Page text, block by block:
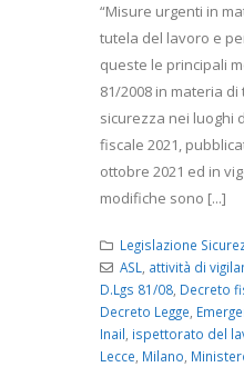
“Misure urgenti in
tutela del lavoro e
queste le principali
81/2008 in materia
sicurezza nei luoghi
fiscale 2021,
ottobre 2021 ed in
modifiche sono [...]
Legislazione
ASL, attività di
D.Lgs 81/08, Decreto
Decreto Legge,
Inail, ispettorato del
Lecce, Milano,